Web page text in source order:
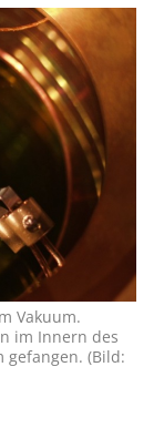
Vakuum.
im Innern des
gefangen. (Bild: